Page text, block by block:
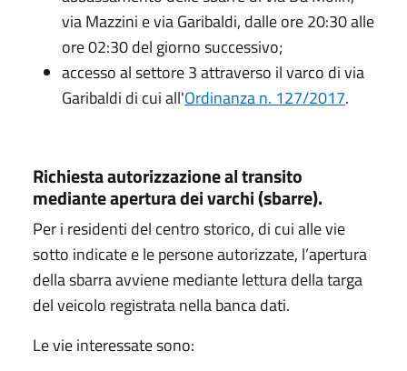
via Mazzini e via Garibaldi, dalle ore 20:30 alle
ore 02:30 del giorno successivo;
accesso al settore 3 attraverso il varco di via
Garibaldi di cui all'Ordinanza n. 127/2017.
Richiesta autorizzazione al transito
mediante apertura dei varchi (sbarre).
Per i residenti del centro storico, di cui alle vie
sotto indicate e le persone autorizzate, l’apertura
della sbarra avviene mediante lettura della targa
del veicolo registrata nella banca dati.
Le vie interessate sono: